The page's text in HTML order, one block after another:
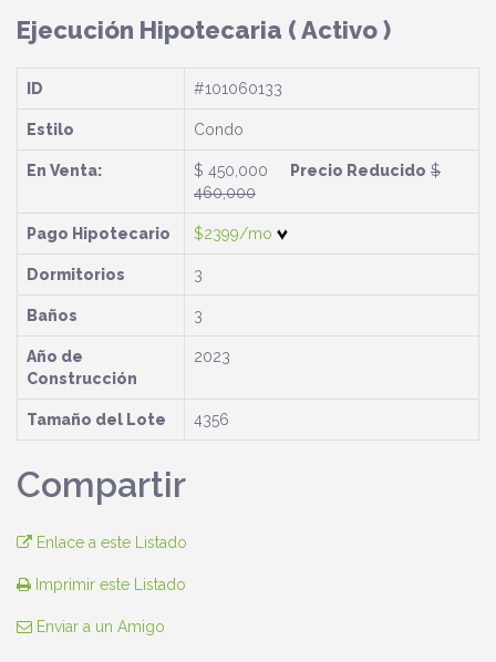
Ejecución Hipotecaria ( Activo )
ID #101060133
Estilo Condo
En Venta: $ 450,000 Precio Reducido $
460,000
Pago Hipotecario $2399/mo
Dormitorios 3
Baños 3
Año de
Construcción
2023
Tamaño del Lote 4356
Compartir
Enlace a este Listado
Imprimir este Listado
Enviar a un Amigo